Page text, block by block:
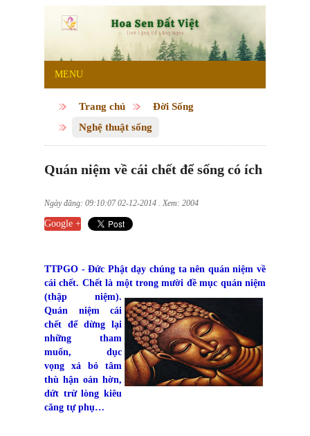
MENU
Trang chủ
Đời Sống
Nghệ thuật sống
Quán niệm về cái chết để sống có ích
Ngày đăng: 09:10:07 02-12-2014 . Xem: 2004
Google +
TTPGO - Đức Phật dạy chúng ta nên quán niệm về
cái chết. Chết là một trongmười đề mục quán niệm
(thập niệm).
Quán niệm cái
chết để dừng lại
những tham
muốn, dục
vọng xả bỏ tâm
thù hận oán hờn,
dứt trừ lòng kiêu
căng tự phụ…